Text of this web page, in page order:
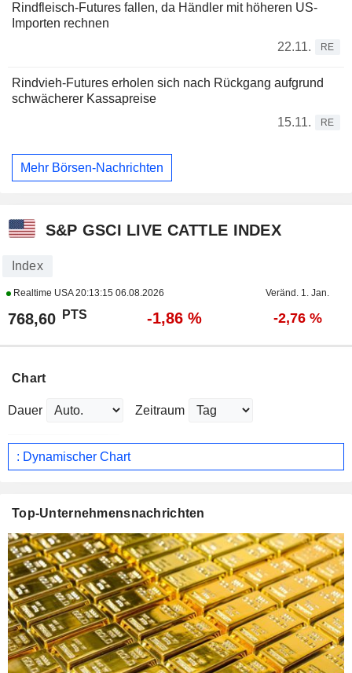
Rindfleisch-Futures fallen, da Händler mit höheren US-
Importen rechnen
22.11.
RE
Rindvieh-Futures erholen sich nach Rückgang aufgrund
schwächerer Kassapreise
15.11.
RE
Mehr Börsen-Nachrichten
S&P GSCI LIVE CATTLE INDEX
Index
Realtime USA20:13:15 06.08.2026 Veränd. 1. Jan.
768,60 PTS -1,86 % -2,76 %
Chart
Dauer Zeitraum
: Dynamischer Chart
Top-Unternehmensnachrichten